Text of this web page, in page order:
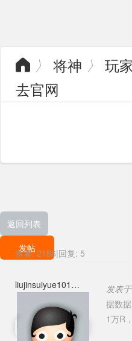
 〉 将神 〉 玩
去官网
返回列表
发帖
查看: 2186|回复: 5
liujinsuiyue101 发表
据数
1万R